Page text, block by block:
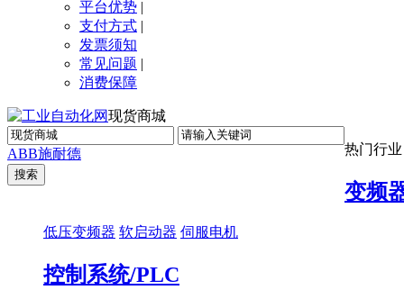
平台优势 |
支付方式 |
发票须知
常见问题 |
消费保障
现货商城
ABB施耐德 热门行业
变频
低压变频器 软启动器 伺服电机
控制系统/PLC